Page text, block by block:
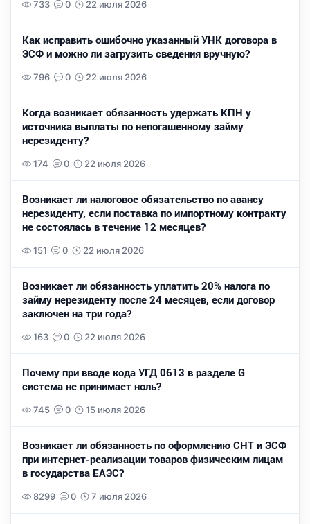
733 0 22 июля 2026
Как исправить ошибочно указанный УНК договора в
ЭСФ и можно ли загрузить сведения вручную?
796 0 22 июля 2026
Когда возникает обязанность удержать КПН у
источника выплаты по непогашенному займу
нерезиденту?
174 0 22 июля 2026
Возникает ли налоговое обязательство по авансу
нерезиденту, если поставка по импортному контракту
не состоялась в течение 12 месяцев?
151 0 22 июля 2026
Возникает ли обязанность уплатить 20% налога по
займу нерезиденту после 24 месяцев, если договор
заключен на три года?
163 0 22 июля 2026
Почему при вводе кода УГД 0613 в разделе G
система не принимает ноль?
745 0 15 июля 2026
Возникает ли обязанность по оформлению СНТ и ЭСФ
при интернет-реализации товаров физическим лицам
в государства ЕАЭС?
8299 0 7 июля 2026